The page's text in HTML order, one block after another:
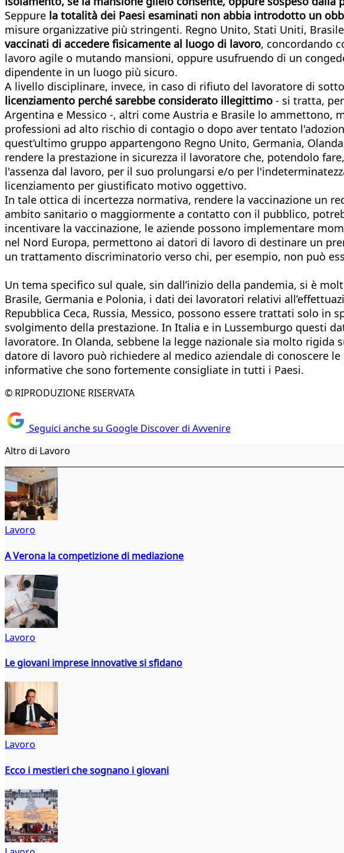
Seppure la totalità dei Paesi esaminati non abbia introdotto un
misure organizzative più stringenti. Regno Unito, Stati Uniti,
vaccinati di accedere fisicamente al luogo di lavoro, concordando
lavoro agile o mutando mansioni, oppure usufruendo di un
dipendente in un luogo più sicuro.
A livello disciplinare, invece, in caso di rifiuto del lavoratore di
licenziamento perché sarebbe considerato illegittimo - si tratta,
Argentina e Messico -, altri come Austria e Brasile lo ammettono,
professioni ad alto rischio di contagio o dopo aver tentato
quest’ultimo gruppo appartengono Regno Unito, Germania,
rendere la prestazione in sicurezza il lavoratore che, potendolo
l'assenza dal lavoro, per il suo prolungarsi e/o per
licenziamento per giustificato motivo oggettivo.
In tale ottica di incertezza normativa, rendere la vaccinazione un
ambito sanitario o maggiormente a contatto con il pubblico,
incentivare la vaccinazione, le aziende possono implementare
nel Nord Europa, permettono ai datori di lavoro di destinare un
un trattamento discriminatorio verso chi, per esempio, non può
Un tema specifico sul quale, sin dall’inizio della pandemia, si è
Brasile, Germania e Polonia, i dati dei lavoratori relativi
Repubblica Ceca, Russia, Messico, possono essere trattati solo in
svolgimento della prestazione. In Italia e in Lussemburgo questi
lavoratore. In Olanda, sebbene la legge nazionale sia molto
datore di lavoro può richiedere al medico aziendale di conoscere
informative che sono fortemente consigliate in tutti i Paesi.
© RIPRODUZIONE RISERVATA
Seguici anche su Google Discover di Avvenire
Altro di Lavoro
Lavoro
A Verona la competizione di mediazione
Lavoro
Le giovani imprese innovative si sfidano
Lavoro
Ecco i mestieri che sognano i giovani